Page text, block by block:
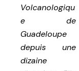
Volcanologiqu
e de
Guadeloupe
depuis une
dizaine